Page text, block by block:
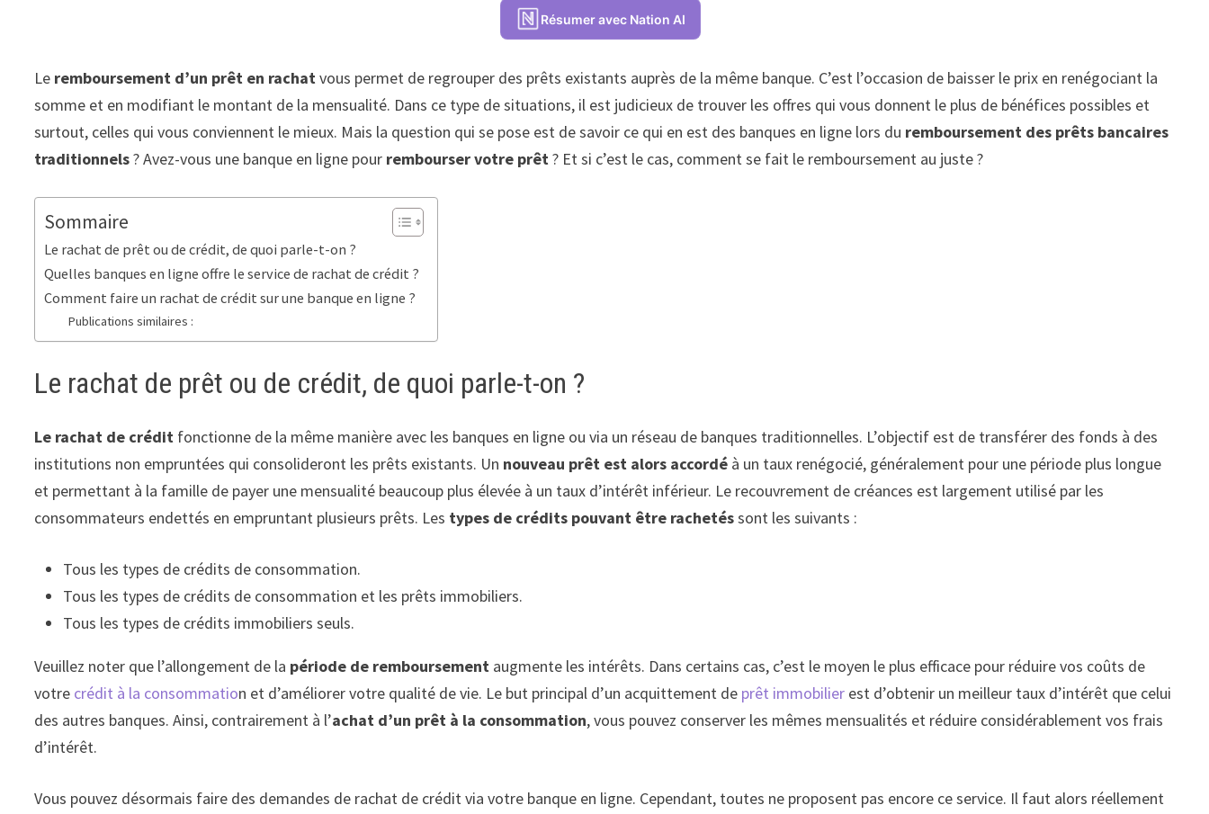
Résumer avec Nation AI
Le remboursement d’un prêt en rachatvous permet de regrouper des prêts existants auprès de la même banque. C’est l’occasion de baisser le prix en renégociant la
somme et en modifiant le montant de la mensualité. Dans ce type de situations, il est judicieux de trouver les offres qui vous donnent le plus de bénéfices possibles et
surtout, celles qui vous conviennent le mieux. Mais la question qui se pose est de savoir ce qui en est des banques en ligne lors du remboursement des prêts bancaires
traditionnels? Avez-vous une banque en ligne pour rembourser votre prêt? Et si c’est le cas, comment se fait le remboursement au juste ?
Sommaire
Le rachat de prêt ou de crédit, de quoi parle-t-on ?
Quelles banques en ligne offre le service de rachat de crédit ?
Comment faire un rachat de crédit sur une banque en ligne ?
Publications similaires :
Le rachat de prêt ou de crédit, de quoi parle-t-on ?
Le rachat de crédit fonctionne de la même manière avec les banques en ligne ou via un réseau de banques traditionnelles. L’objectif est de transférer des fonds à des
institutions non empruntées qui consolideront les prêts existants. Un nouveau prêt est alors accordé à un taux renégocié, généralement pour une période plus longue
et permettant à la famille de payer une mensualité beaucoup plus élevée à un taux d’intérêt inférieur. Le recouvrement de créances est largement utilisé par les
consommateurs endettés en empruntant plusieurs prêts. Les types de crédits pouvant être rachetéssont les suivants :
Tous les types de crédits de consommation.
Tous les types de crédits de consommation et les prêts immobiliers.
Tous les types de crédits immobiliers seuls.
Veuillez noter que l’allongement de la période de remboursement augmente les intérêts. Dans certains cas, c’est le moyen le plus efficace pour réduire vos coûts de
votre crédit à la consommation et d’améliorer votre qualité de vie. Le but principal d’un acquittement de prêt immobilier est d’obtenir un meilleur taux d’intérêt que celui
des autres banques. Ainsi, contrairement à l’achat d’un prêt à la consommation, vous pouvez conserver les mêmes mensualités et réduire considérablement vos frais
d’intérêt.
Vous pouvez désormais faire des demandes de rachat de crédit via votre banque en ligne. Cependant, toutes ne proposent pas encore ce service. Il faut alors réellement